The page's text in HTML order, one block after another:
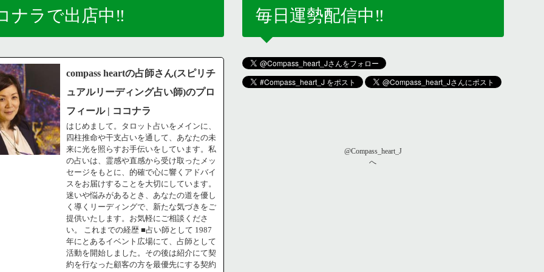
ナラで出店中‼️
compass heartの占師さん(スピリチ
ュアルリーディング占い師)のプロ
フィール | ココナラ
はじめまして。タロット占いをメインに、
四柱推命や干支占いを通して、あなたの未
来に光を照らすお手伝いをしています。私
の占いは、霊感や直感から受け取ったメッ
セージをもとに、的確で心に響くアドバイ
スをお届けすることを大切にしています。
迷いや悩みがあるとき、あなたの道を優し
く導くリーディングで、新たな気づきをご
提供いたします。お気軽にご相談くださ
い。 これまでの経歴 ■占い師として 1987
年にとあるイベント広場にて、占師として
活動を開始しました。その後は紹介にて契
約を行なった顧客の方を最優先にする契約
毎日運勢配信中‼️
@Compass_heart_J
へ